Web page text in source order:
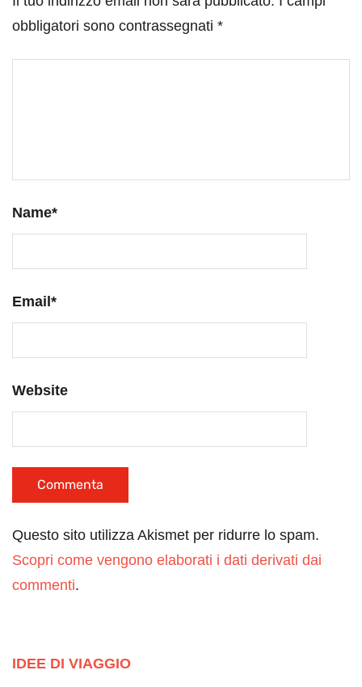
obbligatori sono contrassegnati *
Name*
Email*
Website
Questo sito utilizza Akismet per ridurre lo spam.
Scopri come vengono elaborati i dati derivati dai
commenti.
IDEE DI VIAGGIO